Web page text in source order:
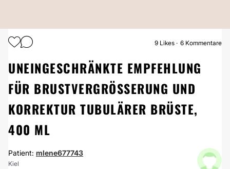
BRUSTVERGRÖSSERUNG
9 Likes 6 Kommentare
UNEINGESCHRÄNKTE EMPFEHLUNG
FÜR BRUSTVERGRÖSSERUNG UND K
ORREKTUR TUBULÄRER BRÜSTE, 4
00 ML
Patient: mlene677743
Kiel